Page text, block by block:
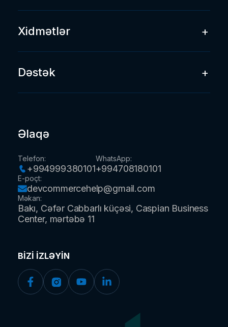
Xidmətlər +
Marketplace Onboarding (eBay/Amazon)
Brend və Kontent Strategiyası
Dəstək +
İstifadə şərtləri
Gizlilik siyasəti
Əlaqə
Telefon:
+994999380101
WhatsApp:
+994708180101
E-poçt:
devcommercehelp@gmail.com
Məkan:
Bakı, Cəfər Cabbarlı küçəsi, Caspian Business
Center, mərtəbə 11
BIZI IZLƏYIN